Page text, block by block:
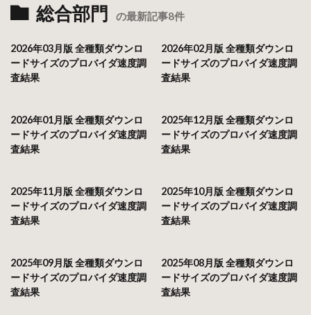
総合部門 の最新記事8件
2026年03月版 全種類ダウンロ
ードサイズのプロバイダ速度調
査結果
2026年02月版 全種類ダウンロ
ードサイズのプロバイダ速度調
査結果
2026年01月版 全種類ダウンロ
ードサイズのプロバイダ速度調
査結果
2025年12月版 全種類ダウンロ
ードサイズのプロバイダ速度調
査結果
2025年11月版 全種類ダウンロ
ードサイズのプロバイダ速度調
査結果
2025年10月版 全種類ダウンロ
ードサイズのプロバイダ速度調
査結果
2025年09月版 全種類ダウンロ
ードサイズのプロバイダ速度調
査結果
2025年08月版 全種類ダウンロ
ードサイズのプロバイダ速度調
査結果